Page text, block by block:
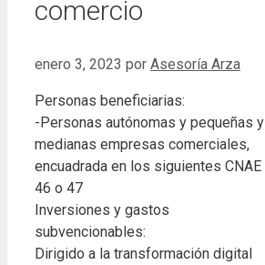
comercio
enero 3, 2023 por Asesoría Arza
Personas beneficiarias:
-Personas autónomas y pequeñas y
medianas empresas comerciales,
encuadrada en los siguientes CNAE
46 o 47
Inversiones y gastos
subvencionables:
Dirigido a la transformación digital